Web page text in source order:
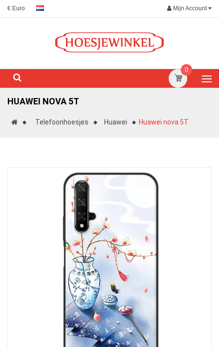
€ Euro Mijn Account
0
HUAWEI NOVA 5T
Telefoonhoesjes Huawei Huawei nova 5T